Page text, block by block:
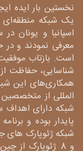
نخستین بار ایده
یک شبکه منطقه‌ای
است. بازتاب
شناسایی، حفاظت
همکاری‌های این
المللی از
شبکه دارای
پایدار بوده و